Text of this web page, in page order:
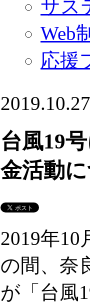
サス
Web
応援
2019.10.27
台風19
金活動
2019年10
の間、奈
が「台風